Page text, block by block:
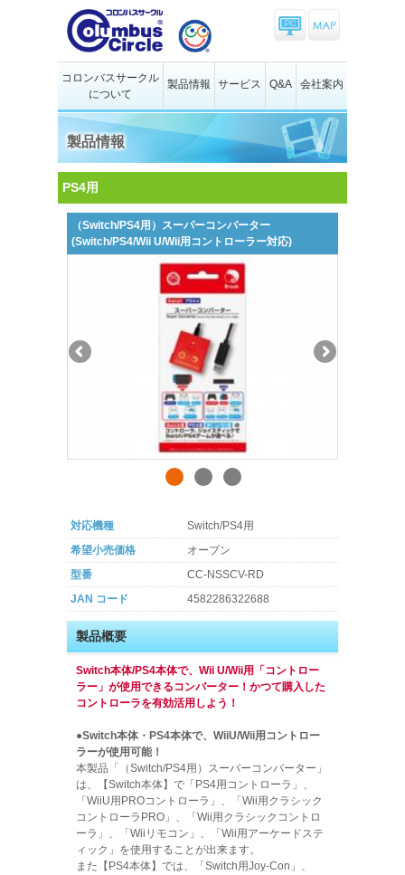
コロンバスサークル
について
製品情報 サービス Q&A 会社案内
製品情報
PS4用
（Switch/PS4用）スーパーコンバーター
(Switch/PS4/Wii U/Wii用コントローラー対応)
対応機種
Switch/PS4用
希望小売価格
オープン
型番
CC-NSSCV-RD
JAN コード
4582286322688
製品概要
Switch本体/PS4本体で、Wii U/Wii用「コントロー
ラー」が使用できるコンバーター！かつて購入した
コントローラを有効活用しよう！
●Switch本体・PS4本体で、WiiU/Wii用コントロー
ラーが使用可能！
本製品「（Switch/PS4用）スーパーコンバーター」
は、【Switch本体】で「PS4用コントローラ」、
「WiiU用PROコントローラ」、「Wii用クラシック
コントローラPRO」、「Wii用クラシックコントロ
ーラ」、「Wiiリモコン」、「Wii用アーケードステ
ィック」を使用することが出来ます。
また【PS4本体】では、「Switch用Joy-Con」、